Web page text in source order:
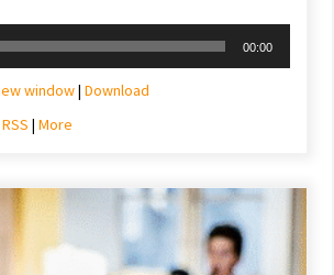
2021/11/11
00:00
window| Download
RSS | More